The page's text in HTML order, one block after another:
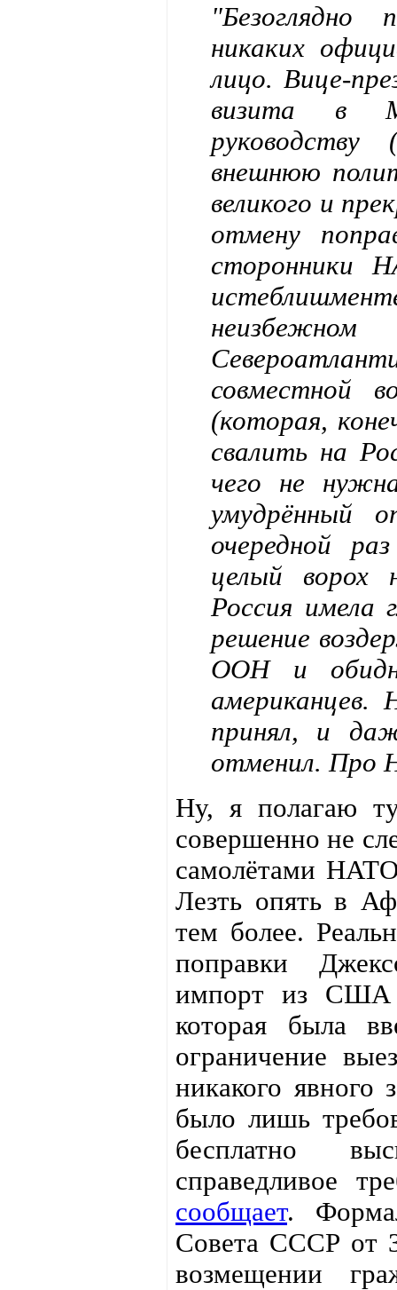
"Безоглядно
никаких
лицо. Вице-
визита в
внешнюю
великого и
отмену
сторонники
совместной
(которая,
свалить на
чего не
умудрённый
очередной
целый ворох
Россия имела
решение
ООН и
принял, и
отменил. Про
Ну, я полагаю
совершенно не
самолётами
Лезть опять в
тем более.
поправки
импорт из США
которая была
ограничение
никакого
было лишь
бесплатно
справедливое
сообщает.
Совета СССР от
возмещении